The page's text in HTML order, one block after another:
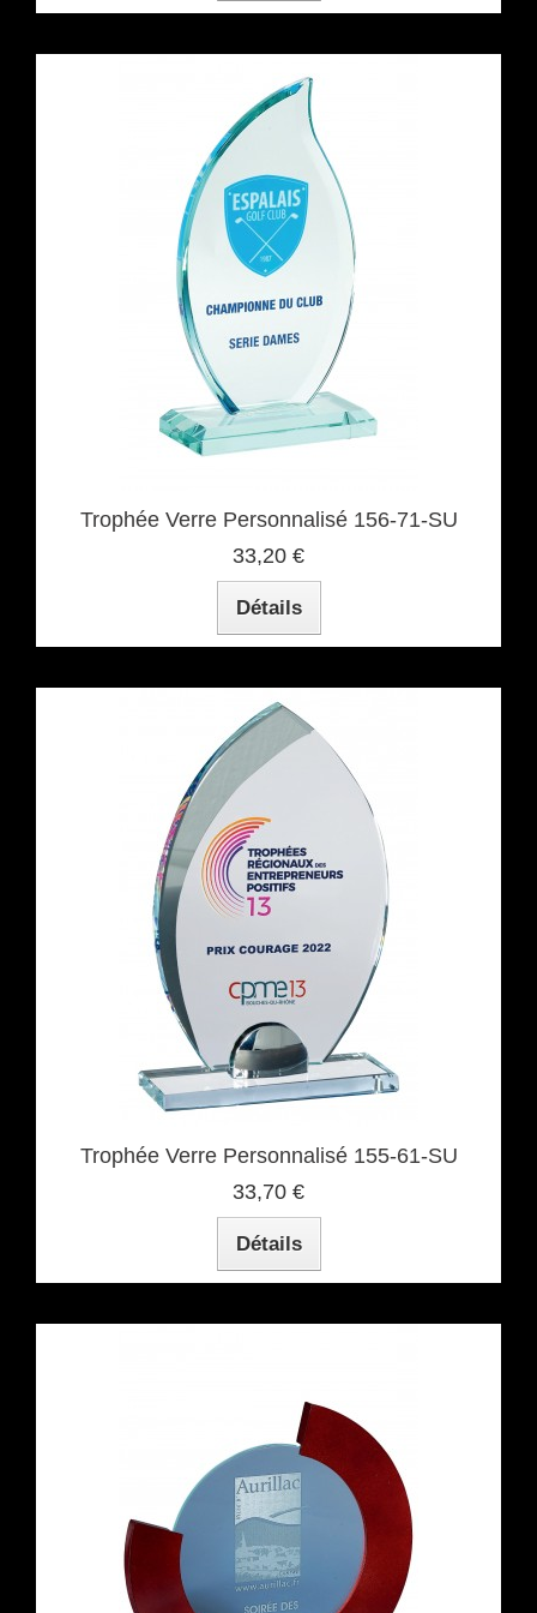
Trophée Verre Personnalisé 156-71-SU
33,20 €
Détails
Trophée Verre Personnalisé 155-61-SU
33,70 €
Détails